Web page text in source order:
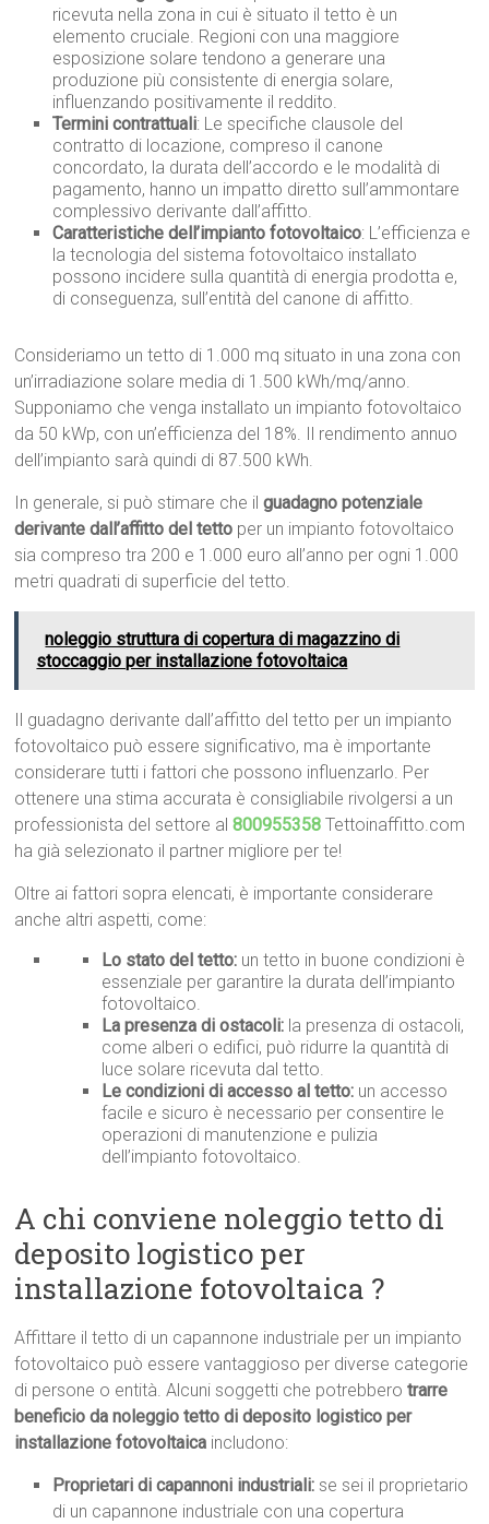
ricevuta nella zona in cui è situato il tetto è un
elemento cruciale. Regioni con una maggiore
esposizione solare tendono a generare una
produzione più consistente di energia solare,
influenzando positivamente il reddito.
Termini contrattuali: Le specifiche clausole del
contratto di locazione, compreso il canone
concordato, la durata dell’accordo e le modalità di
pagamento, hanno un impatto diretto sull’ammontare
complessivo derivante dall’affitto.
Caratteristiche dell’impianto fotovoltaico: L’efficienza e
la tecnologia del sistema fotovoltaico installato
possono incidere sulla quantità di energia prodotta e,
di conseguenza, sull’entità del canone di affitto.
Consideriamo un tetto di 1.000 mq situato in una zona con
un’irradiazione solare media di 1.500 kWh/mq/anno.
Supponiamo che venga installato un impianto fotovoltaico
da 50 kWp, con un’efficienza del 18%. Il rendimento annuo
dell’impianto sarà quindi di 87.500 kWh.
In generale, si può stimare che ilguadagno potenziale
derivante dall’affitto del tetto per un impianto fotovoltaico
sia compreso tra 200 e 1.000 euro all’anno per ogni 1.000
metri quadrati di superficie del tetto.
noleggio struttura di copertura di magazzino di
stoccaggio per installazione fotovoltaica
Il guadagno derivante dall’affitto del tetto per un impianto
fotovoltaico può essere significativo, ma è importante
considerare tutti i fattori che possono influenzarlo. Per
ottenere una stima accurata è consigliabile rivolgersi a un
professionista del settore al800955358 Tettoinaffitto.com
ha già selezionato il partner migliore per te!
Oltre ai fattori sopra elencati, è importante considerare
anche altri aspetti, come:
Lo stato del tetto: un tetto in buone condizioni è
essenziale per garantire la durata dell’impianto
fotovoltaico.
La presenza di ostacoli: la presenza di ostacoli,
come alberi o edifici, può ridurre la quantità di
luce solare ricevuta dal tetto.
Le condizioni di accesso al tetto: un accesso
facile e sicuro è necessario per consentire le
operazioni di manutenzione e pulizia
dell’impianto fotovoltaico.
A chi conviene noleggio tetto di
deposito logistico per
installazione fotovoltaica ?
Affittare il tetto di un capannone industriale per un impianto
fotovoltaico può essere vantaggioso per diverse categorie
di persone o entità. Alcuni soggetti che potrebberotrarre
beneficio da noleggio tetto di deposito logistico per
installazione fotovoltaica includono:
Proprietari di capannoni industriali: se sei il proprietario
di un capannone industriale con una copertura